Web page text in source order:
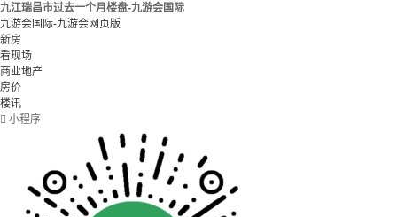
九江瑞昌市过去一个月楼盘-九游会国际
九游会国际-九游会网页版
新房
看现场
商业地产
房价
楼讯
 小程序